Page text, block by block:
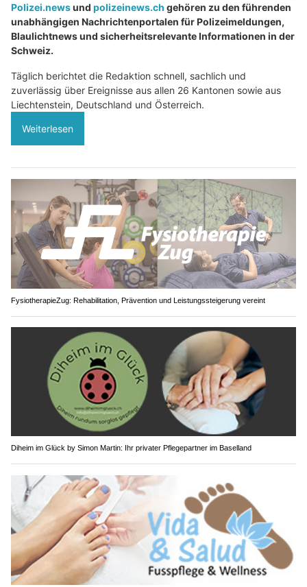
Polizei.newsund polizeinews.ch gehören zu den führenden
unabhängigen Nachrichtenportalen für Polizeimeldungen,
Blaulichtnews und sicherheitsrelevante Informationen in der
Schweiz.
Täglich berichtet die Redaktion schnell, sachlich und
zuverlässig über Ereignisse aus allen 26 Kantonen sowie aus
Liechtenstein, Deutschland und Österreich.
Weiterlesen
FysiotherapieZug: Rehabilitation, Prävention und Leistungssteigerung vereint
Diheim im Glück by Simon Martin: Ihr privater Pflegepartner im Baselland